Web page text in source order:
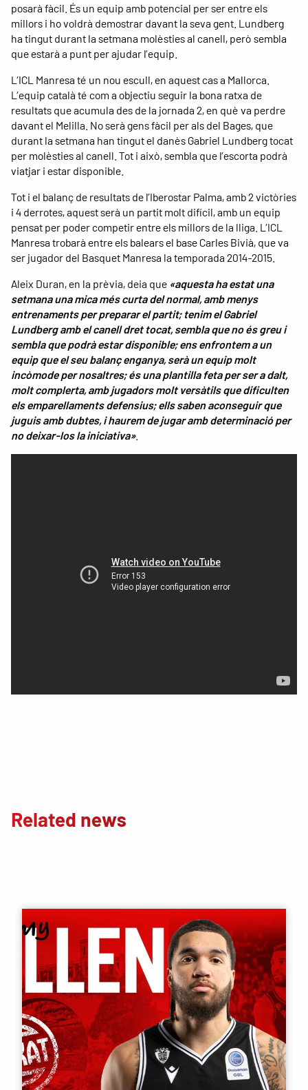
posarà fàcil. És un equip amb potencial per ser entre els
millors i ho voldrà demostrar davant la seva gent. Lundberg
ha tingut durant la setmana molèsties al canell, però sembla
que estarà a punt per ajudar l’equip.
L’ICL Manresa té un nou escull, en aquest cas a Mallorca.
L’equip català té com a objectiu seguir la bona ratxa de
resultats que acumula des de la jornada 2, en què va perdre
davant el Melilla. No serà gens fàcil per als del Bages, que
durant la setmana han tingut el danès Gabriel Lundberg tocat
per molèsties al canell. Tot i això, sembla que l’escorta podrà
viatjar i estar disponible.
Tot i el balanç de resultats de l’Iberostar Palma, amb 2 victòries
i 4 derrotes, aquest serà un partit molt difícil, amb un equip
pensat per poder competir entre els millors de la lliga. L’ICL
Manresa trobarà entre els balears el base Carles Bivià, que va
ser jugador del Basquet Manresa la temporada 2014-2015.
Aleix Duran, en la prèvia, deia que «aquesta ha estat una
setmana una mica més curta del normal, amb menys
entrenaments per preparar el partit; tenim el Gabriel
Lundberg amb el canell dret tocat, sembla que no és greu i
sembla que podrà estar disponible; ens enfrontem a un
equip que el seu balanç enganya, serà un equip molt
incòmode per nosaltres; és una plantilla feta per ser a dalt,
molt complerta, amb jugadors molt versàtils que dificulten
els emparellaments defensius; ells saben aconseguir que
juguis amb dubtes, i haurem de jugar amb determinació per
no deixar-los la iniciativa».
Related news